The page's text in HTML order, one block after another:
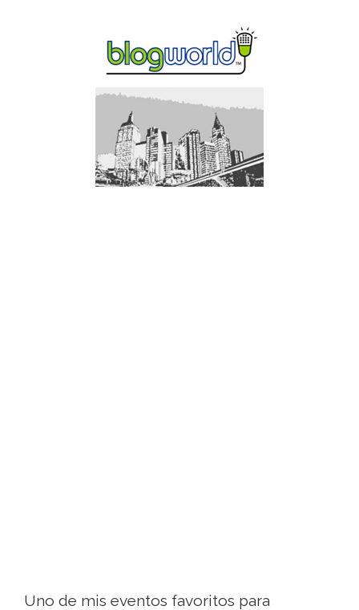
Uno de mis eventos favoritos para